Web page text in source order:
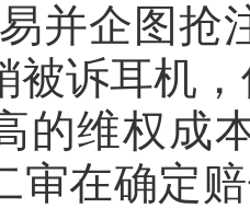
并企图抢
被诉耳机
的维权成
审在确定